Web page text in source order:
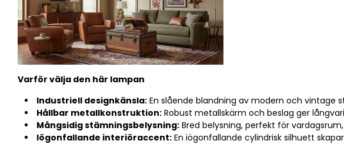
Varför välja den här lampan
Industriell designkänsla: En slående blandning av modern och vintage
Hållbar metallkonstruktion: Robust metallskärm och beslag ger
Mångsidig stämningsbelysning: Bred belysning, perfekt för
Iögonfallande interiöraccent: En iögonfallande cylindrisk silhuett